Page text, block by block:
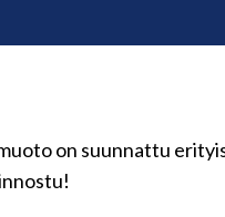
on suunnattu